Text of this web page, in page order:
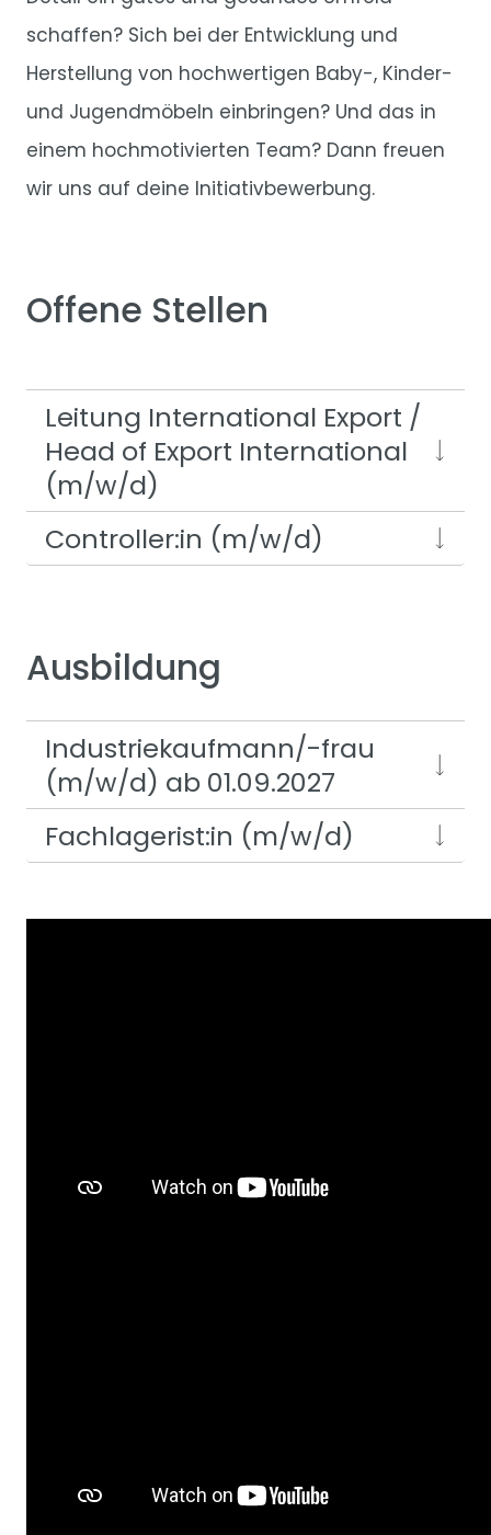
schaffen? Sich bei der Entwicklung und
Herstellung von hochwertigen Baby-, Kinder-
und Jugendmöbeln einbringen? Und das in
einem hochmotivierten Team? Dann freuen
wir uns auf deine Initiativbewerbung.
Offene Stellen
Leitung International Export /
Head of Export International
(m/w/d)
Controller:in (m/w/d)
Ausbildung
Industriekaufmann/-frau
(m/w/d) ab 01.09.2027
Fachlagerist:in (m/w/d)